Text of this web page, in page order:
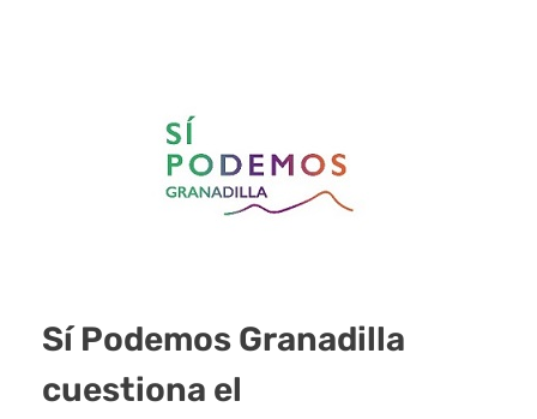
Sí Podemos Granadilla
cuestiona el